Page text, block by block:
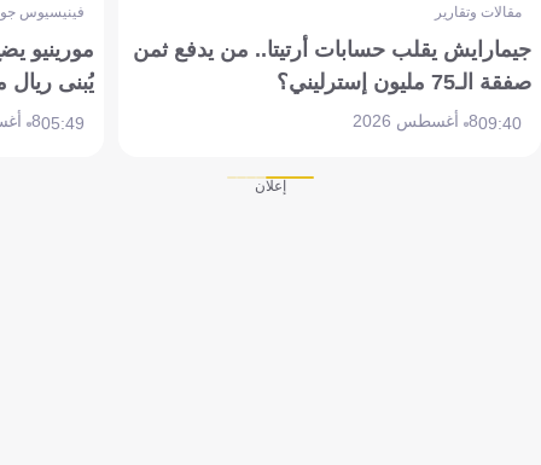
مقالات وتقارير
جيمارايش يقلب حسابات أرتيتا.. من يدفع ثمن
صفقة الـ75 مليون إسترليني؟
09:408 أغسطس 2026
فينيسيوس
مورينيو
يُبنى ريال
05:498 أغسطس 2026
إعلان